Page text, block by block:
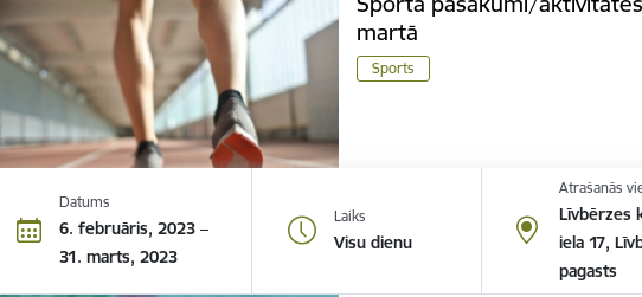
martā
Sports
Datums
6. februāris, 2023 –
31. marts, 2023
Laiks
Visu dienu
Atrašanās
Līvbērzes
iela 17,
pagasts